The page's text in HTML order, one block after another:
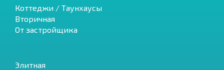
Коттеджи / Таунхаусы
Вторичная
От застройщика
Элитная